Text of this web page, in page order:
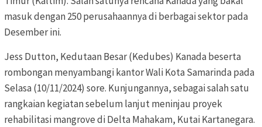
masuk dengan 250 perusahaannya di berbagai sektor pada
Desember ini.
Jess Dutton, Kedutaan Besar (Kedubes) Kanada beserta
rombongan menyambangi kantor Wali Kota Samarindapada
Selasa (10/11/2024) sore. Kunjungannya, sebagai salah satu
rangkaian kegiatan sebelum lanjut meninjau proyek
rehabilitasi mangrove di Delta Mahakam, Kutai Kartanegara.